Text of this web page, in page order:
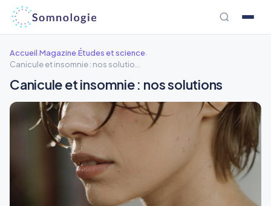
Aller
contenu
Accueil›Magazine›Études et science›
Canicule et insomnie : nos solutions